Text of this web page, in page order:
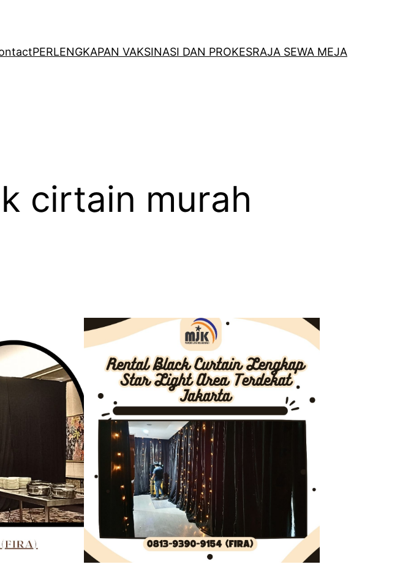
PERLENGKAPAN VAKSINASI DAN PROKESRAJA SEWA MEJA
cirtain murah